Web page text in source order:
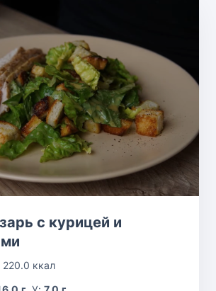
с курицей и
220.0 ккал